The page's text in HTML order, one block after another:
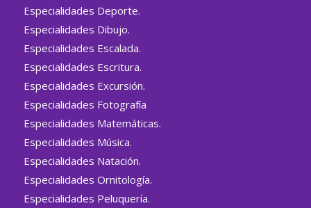
Especialidades Deporte.
Especialidades Dibujo.
Especialidades Escalada.
Especialidades Escritura.
Especialidades Excursión.
Especialidades Fotografía
Especialidades Matemáticas.
Especialidades Música.
Especialidades Natación.
Especialidades Ornitología.
Especialidades Peluquería.